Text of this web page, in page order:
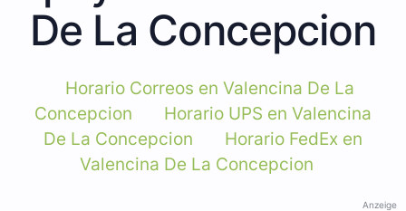
De La Concepcion
Horario Correos en Valencina De La
Concepcion
Horario UPS en Valencina
De La Concepcion
Horario FedEx en
Valencina De La Concepcion
Anzeige